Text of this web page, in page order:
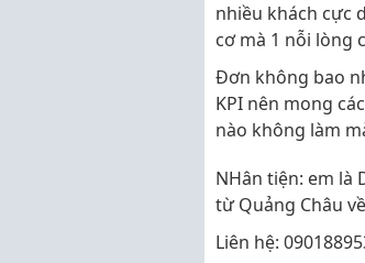
nhiều khách cực
cơ mà 1 nỗi lòng
Đơn không bao
KPI nên mong
nào không làm
NHân tiện: em là
từ Quảng Châu
Liên hệ: